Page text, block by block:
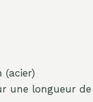
(acier)
une longueur